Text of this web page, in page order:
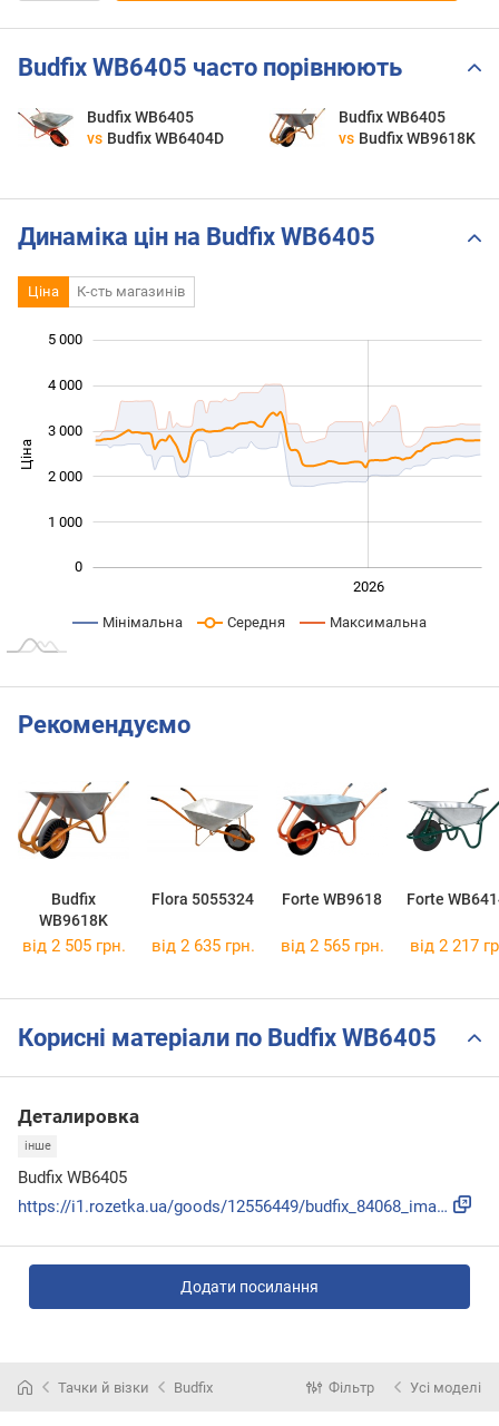
Budfix WB6405 часто порівнюють
Budfix WB6405
vs Budfix WB6404D
Budfix WB6405
vs Budfix WB9618K
Динаміка цін на Budfix WB6405
Ціна К-сть магазинів
Ціна
0
1 000
2 000
3 000
4 000
5 000
2026
Мінімальна Середня Максимальна
Рекомендуємо
Budfix
WB9618K
Flora 5055324 Forte WB9618 Forte
від 2 505 грн. від 2 635 грн. від 2 565 грн. від 2 217
Корисні матеріали по Budfix WB6405
Деталировка
інше
Budfix WB6405
https://i1.rozetka.ua/goods/12556449/budfix_84068_images_12...
Додати посилання
Тачки й візки Budfix Фільтр Усі моделі